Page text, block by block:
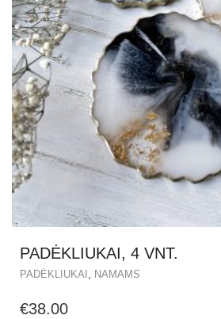
PADĖKLIUKAI, 4 VNT.
PADĖKLIUKAI , NAMAMS
€38.00